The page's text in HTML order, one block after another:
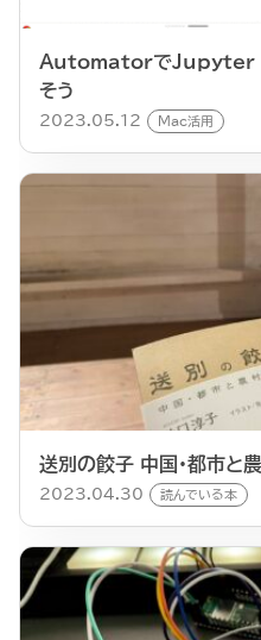
AutomatorでJupyter
そう
2023.05.12 Mac活用
送別の餃子 中国・都市と
2023.04.30 読んでいる本